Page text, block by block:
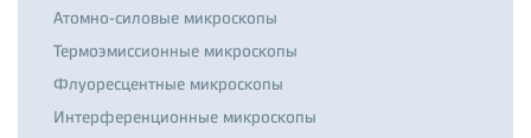
Атомно-силовые микроскопы
Термоэмиссионные микроскопы
Флуоресцентные микроскопы
Интерференционные микроскопы